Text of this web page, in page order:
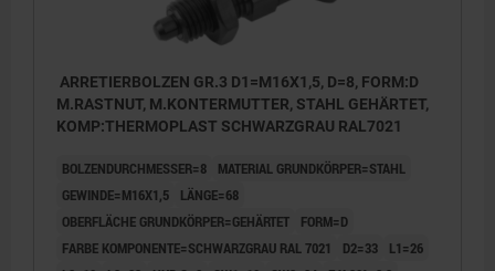
ARRETIERBOLZEN GR.3 D1=M16X1,5, D=8, FORM:D
M.RASTNUT, M.KONTERMUTTER, STAHL GEHÄRTET,
KOMP:THERMOPLAST SCHWARZGRAU RAL7021
BOLZENDURCHMESSER=8
MATERIAL GRUNDKÖRPER=STAHL
GEWINDE=M16X1,5
LÄNGE=68
OBERFLÄCHE GRUNDKÖRPER=GEHÄRTET
FORM=D
FARBE KOMPONENTE=SCHWARZGRAU RAL 7021
D2=33
L1=26